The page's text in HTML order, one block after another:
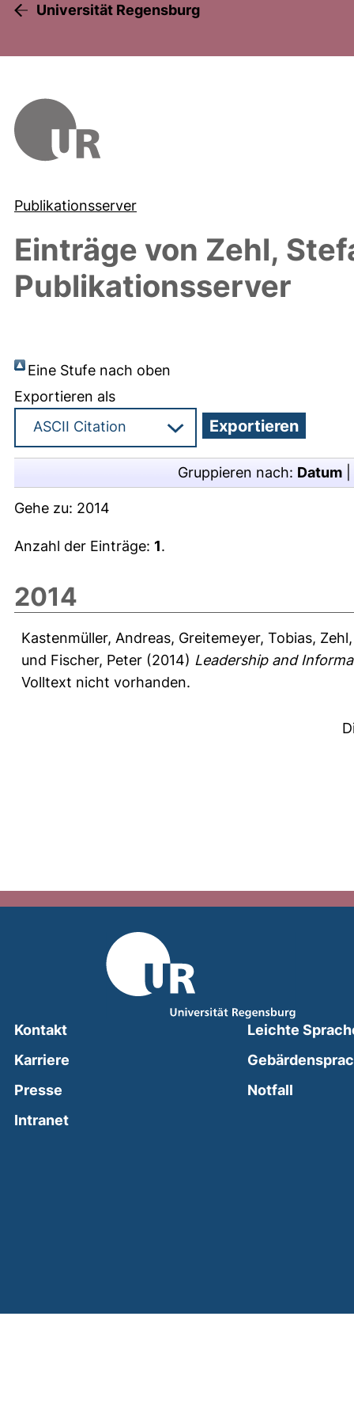
Universität Regensburg
Publikationsserver
Einträge von Zehl,
Publikationsserver
Eine Stufe nach oben
Exportieren als
Gruppieren nach: Datum
Gehe zu: 2014
Anzahl der Einträge: 1.
2014
Kastenmüller, Andreas, Greitemeyer, Tobias,
und Fischer, Peter (2014) Leadership and
Volltext nicht vorhanden.
Kontakt
Karriere
Presse
Intranet(external link, opens in a new window)
Leichte
Notfall